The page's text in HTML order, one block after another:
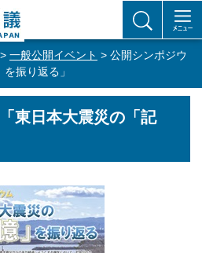
> 一般公開イベント > 公開シンポジウ
振り返る」
東日本大震災の「記